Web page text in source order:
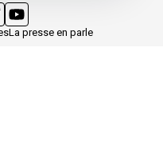
La presse en parle